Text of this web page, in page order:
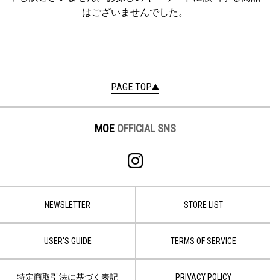
はございませんでした。
PAGE TOP
MOE OFFICIAL SNS
NEWSLETTER STORE LIST
USER'S GUIDE TERMS OF SERVICE
特定商取引法に基づく表記 PRIVACY POLICY